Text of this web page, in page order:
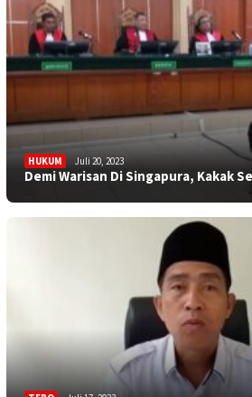
HUKUM Juli 20, 2023
Demi Warisan Di Singapura, Kakak
SAROLANGUN Juli 17, 2023
Sumingrah Warga, Berkat Bakri